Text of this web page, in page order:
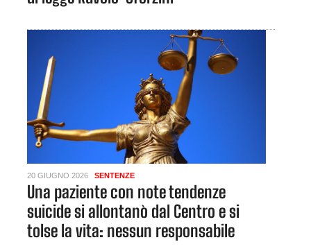
20 GIUGNO 2026 SENTENZE
Una paziente con note tendenze
suicide si allontanò dal Centro e si
tolse la vita: nessun responsabile